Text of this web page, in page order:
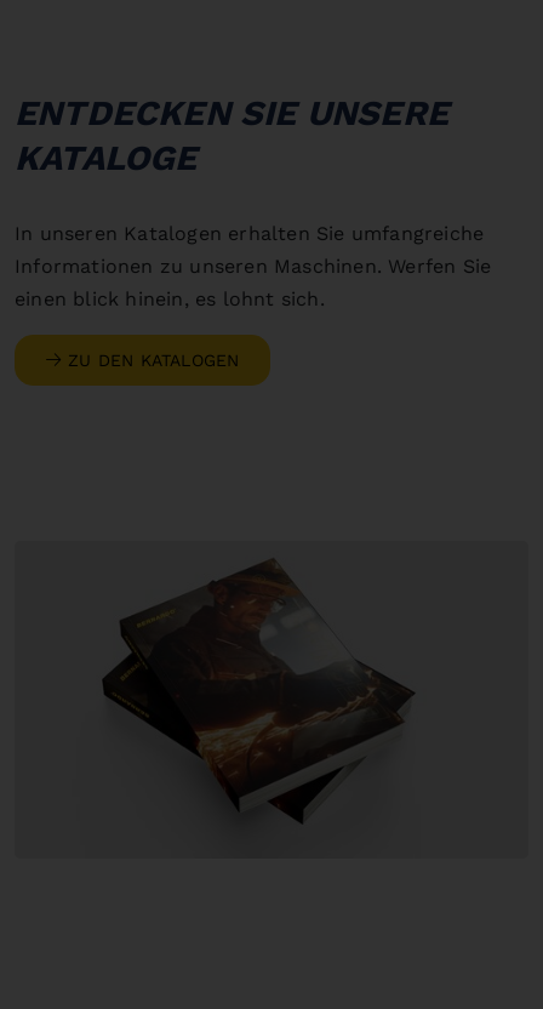
ENTDECKEN SIE UNSERE
KATALOGE
In unseren Katalogen erhalten Sie umfangreiche
Informationen zu unseren Maschinen. Werfen Sie
einen blick hinein, es lohnt sich.
ZU DEN KATALOGEN